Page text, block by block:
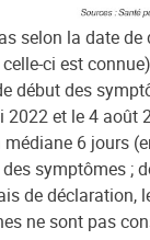
selon la date de
ci est
début des
2022 et le 4 août
6 jours
symptômes ;
de déclaration,
ne sont pas